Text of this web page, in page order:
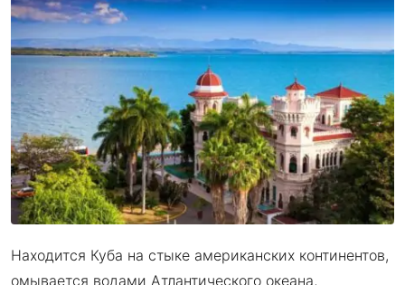
Находится Куба на стыке американских континентов,
омывается водами Атлантического океана,